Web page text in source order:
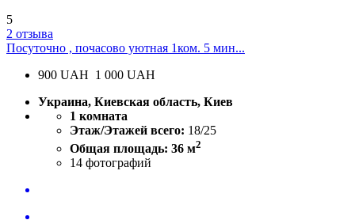
5
2 отзыва
Посуточно , почасово уютная 1ком. 5 мин...
900 UAH 1 000 UAH
Украина, Киевская область, Киев
1 комната
Этаж/Этажей всего: 18/25
Общая площадь: 36 м2
14 фотографий